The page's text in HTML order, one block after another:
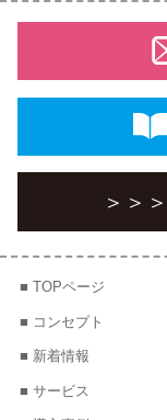
＞＞＞
TOPページ
コンセプト
新着情報
サービス